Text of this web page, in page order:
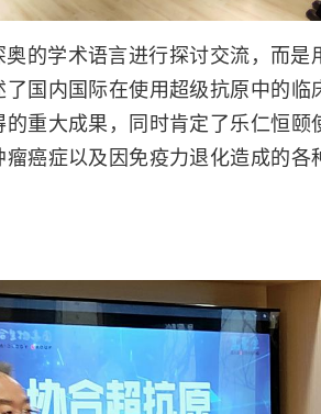
的学术语言进行探讨交流，而是
国内国际在使用超级抗原中的临
重大成果，同时肯定了乐仁恒颐
癌症以及因免疫力退化造成的各